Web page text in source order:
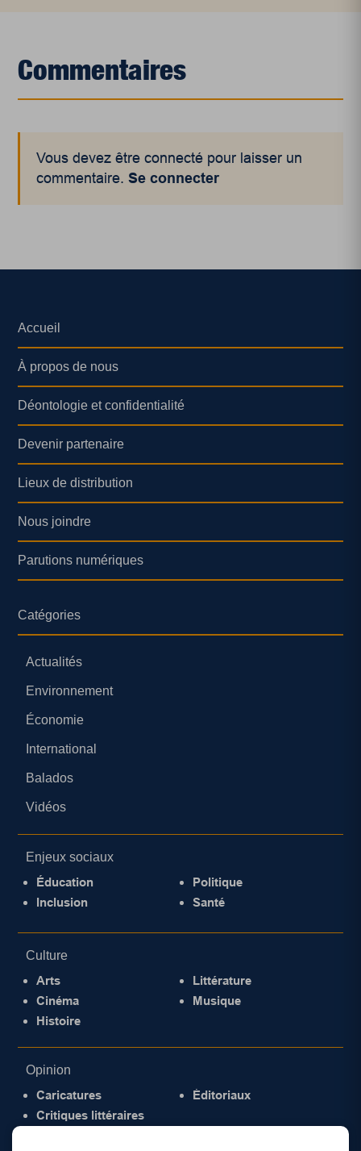
Commentaires
Vous devez être connecté pour laisser un
commentaire.Se connecter
Accueil
À propos de nous
Déontologie et confidentialité
Devenir partenaire
Lieux de distribution
Nous joindre
Parutions numériques
Catégories
Actualités
Environnement
Économie
International
Balados
Vidéos
Enjeux sociaux
Éducation
Inclusion
Politique
Santé
Culture
Arts
Cinéma
Histoire
Littérature
Musique
Opinion
Caricatures
Critiques littéraires
Éditoriaux